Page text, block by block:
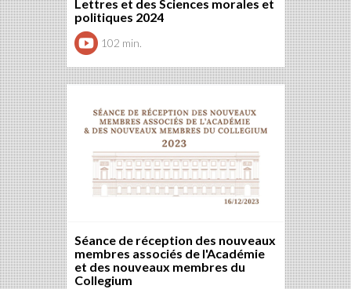
Lettres et des Sciences morales et
politiques 2024
102 min.
Séance de réception des nouveaux
membres associés de l'Académie
et des nouveaux membres du
Collegium